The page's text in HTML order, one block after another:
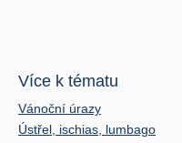
Více k tématu
Vánoční úrazy
Ústřel, ischias, lumbago